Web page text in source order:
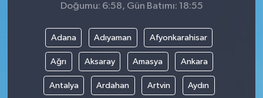
Doğumu: 6:58, Gün Batımı: 18:55
Adana Adıyaman Afyonkarahisar
Ağrı Aksaray Amasya Ankara
Antalya Ardahan Artvin Aydın